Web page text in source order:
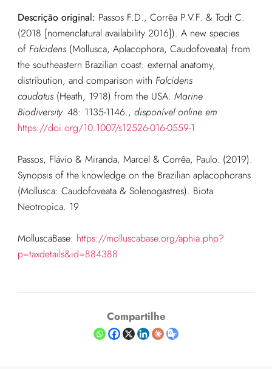
Descrição original: Passos F.D., Corrêa P.V.F. & Todt C.
(2018 [nomenclatural availability 2016]). A new species
of Falcidens(Mollusca, Aplacophora, Caudofoveata) from
the southeastern Brazilian coast: external anatomy,
distribution, and comparison with Falcidens
caudatus(Heath, 1918) from the USA. Marine
Biodiversity. 48: 1135-1146., disponível online em
https://doi.org/10.1007/s12526-016-0559-1
Passos, Flávio & Miranda, Marcel & Corrêa, Paulo. (2019).
Synopsis of the knowledge on the Brazilian aplacophorans
(Mollusca: Caudofoveata & Solenogastres). Biota
Neotropica. 19
MolluscaBase: https://molluscabase.org/aphia.php?
p=taxdetails&id=884388
Compartilhe